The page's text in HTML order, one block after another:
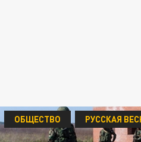
ОБЩЕСТВО РУССКАЯ